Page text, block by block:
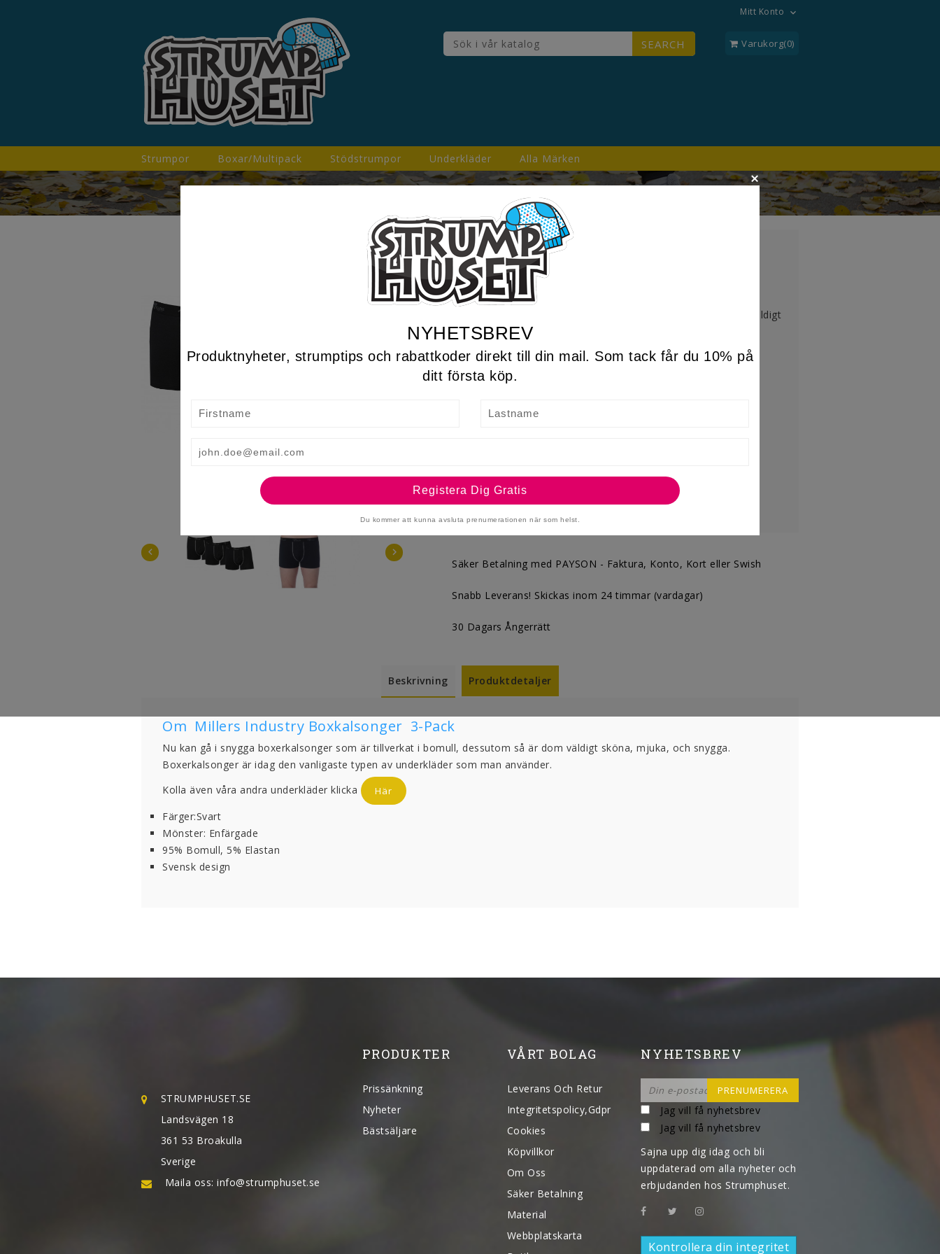
Mitt Konto 
Varukorg(0)
SEARCH
Strumpor Boxar/multipack Stödstrumpor Underkläder Alla Märken
 
Millers Industry Boxkalsonger 3-Pack
149,00 Kr Inkl. moms
Millers industry Boxkalsonger 3-pack. Nu kan du gå i snygga
boxerkalsonger som är tillverkat i bomull , dessutom så är dom väldigt
sköna, mjuka, och snygga.
Storlek
Dela
Säker Betalning med PAYSON - Faktura, Konto, Kort eller Swish
Snabb Leverans! Skickas inom 24 timmar (vardagar)
30 Dagars Ångerrätt
Beskrivning Produktdetaljer
Om Millers Industry Boxkalsonger 3-Pack
Nu kan gå i snygga boxerkalsonger som är tillverkat i bomull, dessutom så är dom väldigt sköna, mjuka, och snygga.
Boxerkalsonger är idag den vanligaste typen av underkläder som man använder.
Kolla även våra andra underkläder klicka
Här
Färger:Svart
Mönster: Enfärgade
95% Bomull, 5% Elastan
Svensk design
STRUMPHUSET.SE
Landsvägen 18
361 53 Broakulla
Sverige
Maila oss: info@strumphuset.se
PRODUKTER
Prissänkning
Nyheter
Bästsäljare
VÅRT BOLAG
Leverans Och Retur
Integritetspolicy,gdpr
Cookies
Köpvillkor
Om Oss
Säker Betalning
Material
Webbplatskarta
NYHETSBREV
Jag vill få nyhetsbrev
Jag vill få nyhetsbrev
Sajna upp dig idag och bli
uppdaterad om alla nyheter och
erbjudanden hos Strumphuset.
Kontrollera din integritet
NYHETSBREV
Produktnyheter, strumptips och rabattkoder direkt till din mail. Som tack får du 10% på
ditt första köp.
Du kommer att kunna avsluta prenumerationen när som helst.